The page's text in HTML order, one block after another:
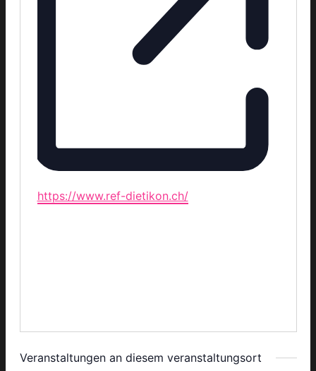
Webseite
https://www.ref-dietikon.ch/
Veranstaltungen an diesem veranstaltungsort